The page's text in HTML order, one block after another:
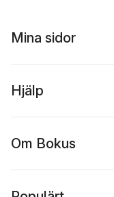
Mina sidor
Hjälp
Om Bokus